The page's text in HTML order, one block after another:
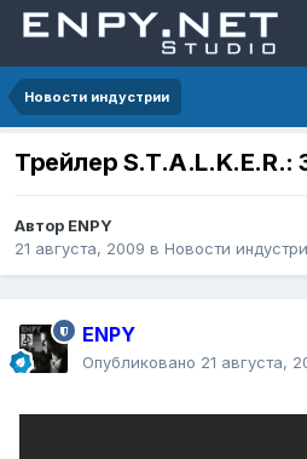
Новости индустрии
Трейлер S.T.A.L.K.E.R.:
Автор ENPY
21 августа, 2009 в Новости
ENPY
Опубликовано 21 августа,